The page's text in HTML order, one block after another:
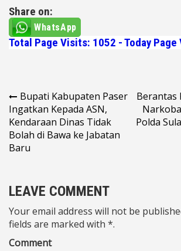
Share on:
WhatsApp
Total Page Visits: 1052 - Today Page
Navigasi
pos
Bupati Kabupaten Paser
Ingatkan Kepada ASN,
Kendaraan Dinas Tidak
Bolah di Bawa ke Jabatan
Baru
Berantas
Polda
LEAVE COMMENT
Your email address will not be
fields are marked with *.
Comment